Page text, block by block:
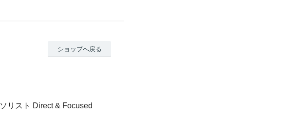
ショップへ戻る
リスト Direct & Focused